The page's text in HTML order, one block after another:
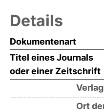
Details
Dokumentenart
Titel eines Journals
oder einer Zeitschrift
Ort